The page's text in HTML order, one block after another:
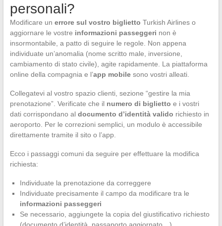
personali?
Modificare un errore sul vostro biglietto Turkish Airlines o
aggiornare le vostre informazioni passeggeri non è
insormontabile, a patto di seguire le regole. Non appena
individuate un’anomalia (nome scritto male, inversione,
cambiamento di stato civile), agite rapidamente. La piattaforma
online della compagnia e l’app mobilesono vostri alleati.
Collegatevi al vostro spazio clienti, sezione “gestire la mia
prenotazione”. Verificate che il numero di biglietto e i vostri
dati corrispondano al documento d’identità valido richiesto in
aeroporto. Per le correzioni semplici, un modulo è accessibile
direttamente tramite il sito o l’app.
Ecco i passaggi comuni da seguire per effettuare la modifica
richiesta:
Individuate la prenotazione da correggere
Individuate precisamente il campo da modificare tra le
informazioni passeggeri
Se necessario, aggiungete la copia del giustificativo richiesto